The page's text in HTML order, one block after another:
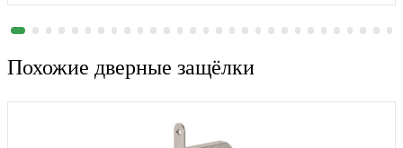
Похожие дверные защёлки